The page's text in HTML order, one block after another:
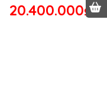
20.400.000₫